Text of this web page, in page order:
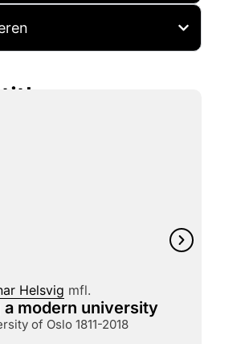
Helsvig mfl.
a modern university
of Oslo 1811-2018